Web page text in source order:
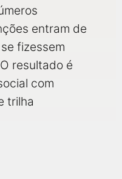
entram de
fizessem
resultado é
com
trilha